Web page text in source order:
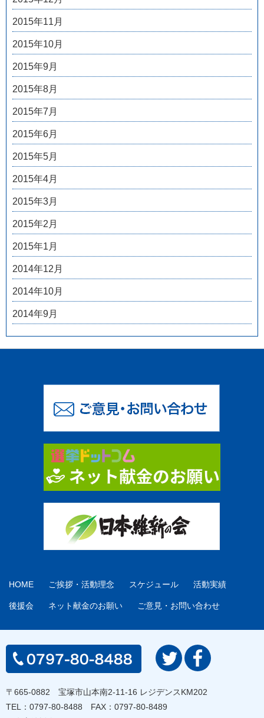
2015年11月
2015年10月
2015年9月
2015年8月
2015年7月
2015年6月
2015年5月
2015年4月
2015年3月
2015年2月
2015年1月
2014年12月
2014年10月
2014年9月
HOME ご挨拶・活動理念 スケジュール 活動実績
後援会 ネット献金のお願い ご意見・お問い合わせ
〒665-0882 宝塚市山本南2-11-16 レジデンスKM202
TEL： 0797-80-8488 FAX：0797-80-8489